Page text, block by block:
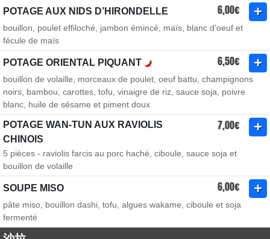
POTAGE AUX NIDS D’HIRONDELLE 6,00€
bouillon, poulet effiloché, jambon émincé, maïs, blanc d’oeuf et
fécule de maïs
POTAGE ORIENTAL PIQUANT 6,50€
bouillon de volaille, morceaux de poulet, oeuf battu, champignons
noirs, bambou, carottes, tofu, vinaigre de riz, sauce soja, poivre
blanc, huile de sésame et piment doux
POTAGE WAN-TUN AUX RAVIOLIS
CHINOIS
7,00€
5 pièces - raviolis farcis au porc haché, ciboule, sauce soja et
bouillon de volaille
SOUPE MISO 6,00€
pâte miso, bouillon dashi, tofu, algues wakame, ciboule et soja
fermenté